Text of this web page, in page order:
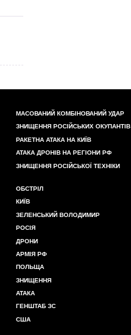
МАСОВАНИЙ КОМБІНОВАНИЙ УДАР
ЗНИЩЕННЯ РОСІЙСЬКИХ ОКУПАНТІВ
РАКЕТНА АТАКА НА КИЇВ
АТАКА ДРОНІВ НА РЕГІОНИ РФ
ЗНИЩЕННЯ РОСІЙСЬКОЇ ТЕХНІКИ
ОБСТРІЛ
КИЇВ
ЗЕЛЕНСЬКИЙ ВОЛОДИМИР
РОСІЯ
ДРОНИ
АРМІЯ РФ
ПОЛЬЩА
ЗНИЩЕННЯ
АТАКА
ГЕНШТАБ ЗС
США